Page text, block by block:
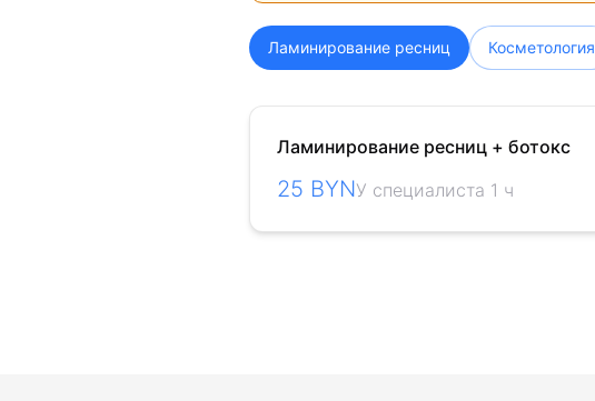
Ламинирование ресниц Косметология
Ламинирование ресниц + ботокс
25 BYNУ специалиста 1 ч